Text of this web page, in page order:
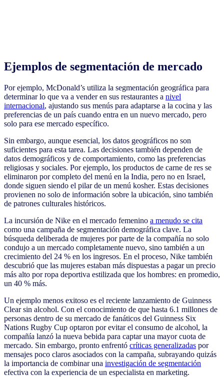
Ejemplos de segmentación de mercado
Por ejemplo, McDonald’s utiliza la segmentación geográfica para
determinar lo que va a vender en sus restaurantes a nivel
internacional, ajustando sus menús para adaptarse a la cocina y las
preferencias de un país cuando entra en un nuevo mercado, pero
solo para ese mercado específico.
Sin embargo, aunque esencial, los datos geográficos no son
suficientes para esta tarea. Las decisiones también dependen de
datos demográficos y de comportamiento, como las preferencias
religiosas y sociales. Por ejemplo, los productos de carne de res se
eliminaron por completo del menú en la India, pero no en Israel,
donde siguen siendo el pilar de un menú kosher. Estas decisiones
provienen no solo de información sobre la ubicación, sino también
de patrones culturales históricos.
La incursión de Nike en el mercado femenino a menudo se cita
como una campaña de segmentación demográfica clave. La
búsqueda deliberada de mujeres por parte de la compañía no solo
condujo a un mercado completamente nuevo, sino también a un
crecimiento del 24 % en los ingresos. En el proceso, Nike también
descubrió que las mujeres estaban más dispuestas a pagar un precio
más alto por ropa deportiva estilizada que los hombres: en promedio,
un 40 % más.
Un ejemplo menos exitoso es el reciente lanzamiento de Guinness
Clear sin alcohol. Con el conocimiento de que hasta 6.1 millones de
personas dentro de su mercado de fanáticos del Guinness Six
Nations Rugby Cup optaron por evitar el consumo de alcohol, la
compañía lanzó la nueva bebida para captar una mayor cuota de
mercado. Sin embargo, pronto enfrentó críticas generalizadas por
mensajes poco claros asociados con la campaña, subrayando quizás
la importancia de combinar una investigación de segmentación
efectiva con la experiencia de un especialista en marketing.